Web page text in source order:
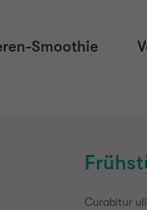
Smoothie
Curabitur